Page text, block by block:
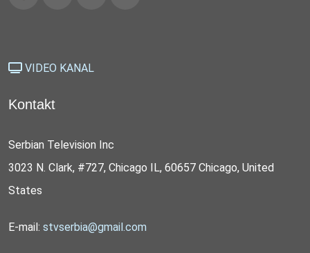
VIDEO KANAL
Kontakt
Serbian Television Inc
3023 N. Clark, #727, Chicago IL, 60657 Chicago, United
States
E-mail: stvserbia@gmail.com